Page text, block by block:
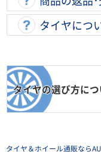
タイヤにつ
タイヤの選び方に
タイヤ＆ホイール通販なら